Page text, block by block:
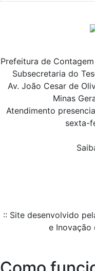
Prefeitura de
Subsecretaria do
Av. João Cesar de
Minas
Atendimento
sexta-
:: Site desenvolvido
e Inovação